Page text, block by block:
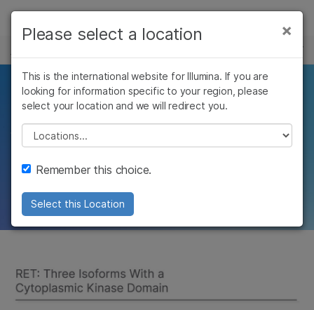
Skip to content
ラーニング
企業情報
お気に入りの分野を選択
RET融合遺伝子検出の
促進
RET融合遺伝子などの希少でアクショナブルな
がんバイオマーカー解析を向上させる
×
Please select a location
This is the international website for Illumina. If you are
looking for information specific to your region, please
select your location and we will redirect you.
Please select a location
Remember this choice.
Select this Location
高いコンテンツへのリンクが表示されます:
×
がん研究
微生物研究
農学研究
複雑な疾患
臨床オンコロジー
生殖医学
遺伝性および希少疾